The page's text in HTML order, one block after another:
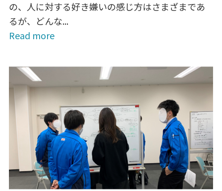
の、人に対する好き嫌いの感じ方はさまざまであ
るが、どんな...
Read more